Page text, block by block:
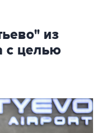
из
с целью